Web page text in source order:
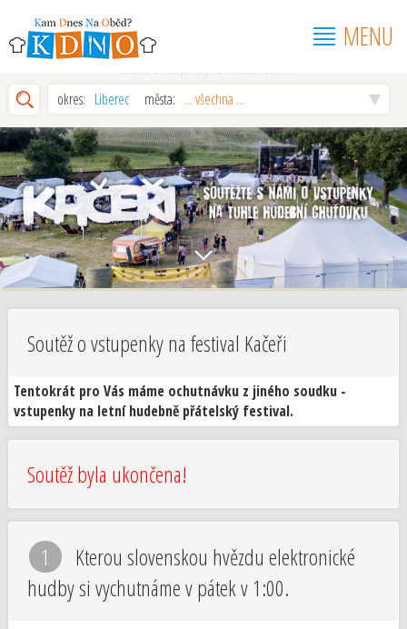
MENU
okres: Liberec města: ... všechna ...
Soutěž o vstupenky na festival Kačeři
Soutěž o vstupenky na festival Kačeři
Tentokrát pro Vás máme ochutnávku z jiného soudku -
vstupenky na letní hudebně přátelský festival.
Soutěž byla ukončena!
1
Kterou slovenskou hvězdu elektronické
hudby si vychutnáme v pátek v 1:00.